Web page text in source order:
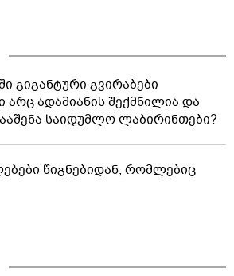
გიგანტური გვირაბები
არც ადამიანის შექმნილია და
ააშენა საიდუმლო ლაბირინთები?
წიგნებიდან, რომლებიც